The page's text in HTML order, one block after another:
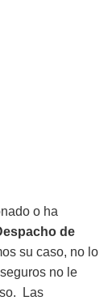
o ha
de
su caso, no lo
no le
Las